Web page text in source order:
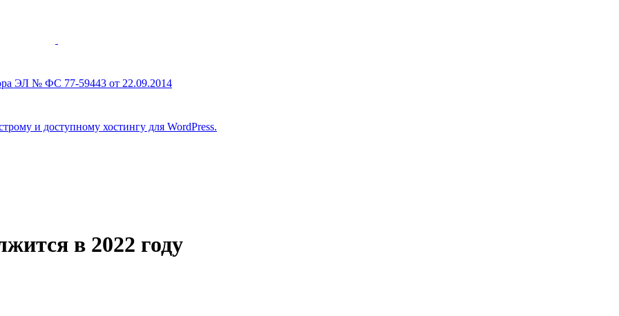
ЭЛ № ФС 77-59443 от 22.09.2014
и доступному хостингу для WordPress.
в 2022 году